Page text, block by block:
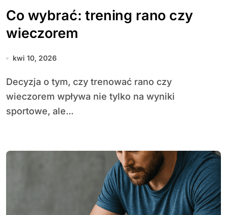
Co wybrać: trening rano czy
wieczorem
kwi 10, 2026
Decyzja o tym, czy trenować rano czy
wieczorem wpływa nie tylko na wyniki
sportowe, ale...